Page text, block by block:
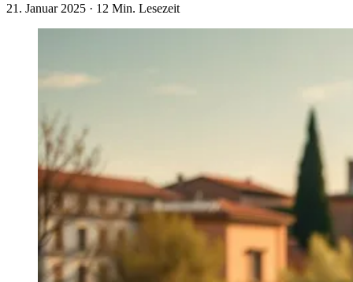
21. Januar 2025 · 12 Min. Lesezeit